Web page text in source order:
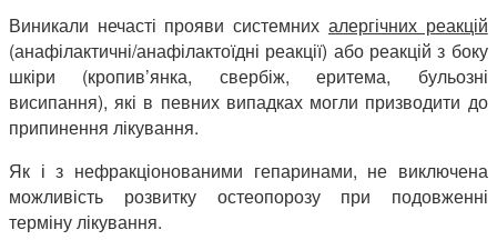
Виникали нечасті прояви системних алергічних реакцій
(анафілактичні/анафілактоїдні реакції) або реакцій з боку
шкіри (кропив’янка, свербіж, еритема, бульозні
висипання), які в певних випадках могли призводити до
припинення лікування.
Як і з нефракціонованими гепаринами, не виключена
можливість розвитку остеопорозу при подовженні
терміну лікування.